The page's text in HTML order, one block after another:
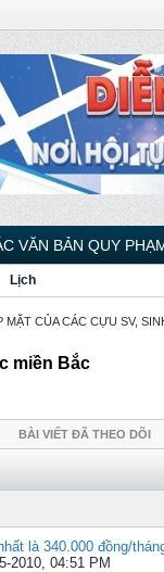
VĂN BẢN QUY
Lịch
MẶT CỦA CÁC CỰU SV,
miền Bắc
BÀI VIẾT ĐÃ THEO DÕI
là 340.000 đồng/
2010, 04:51 PM